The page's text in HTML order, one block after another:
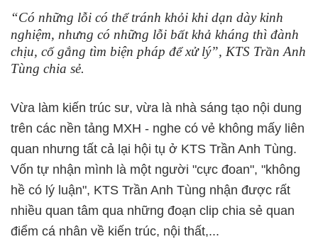
“Có những lỗi có thể tránh khỏi khi dạn dày kinh
nghiệm, nhưng có những lỗi bất khả kháng thì đành
chịu, cố gắng tìm biện pháp để xử lý”, KTS Trần Anh
Tùng chia sẻ.
Vừa làm kiến trúc sư, vừa là nhà sáng tạo nội dung
trên các nền tảng MXH - nghe có vẻ không mấy liên
quan nhưng tất cả lại hội tụ ở KTS Trần Anh Tùng.
Vốn tự nhận mình là một người "cực đoan", "không
hề có lý luận", KTS Trần Anh Tùng nhận được rất
nhiều quan tâm qua những đoạn clip chia sẻ quan
điểm cá nhân về kiến trúc, nội thất,...